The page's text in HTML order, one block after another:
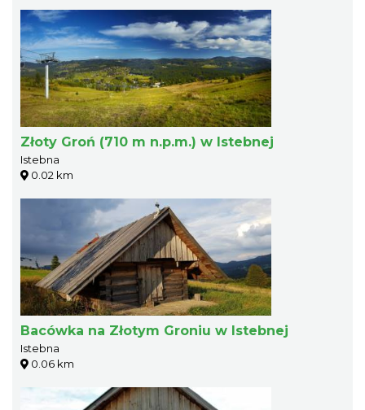
Złoty Groń (710 m n.p.m.) w Istebnej
Istebna
0.02 km
Bacówka na Złotym Groniu w Istebnej
Istebna
0.06 km